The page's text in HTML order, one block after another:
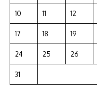
10 11 12
17 18 19
24 25 26
31